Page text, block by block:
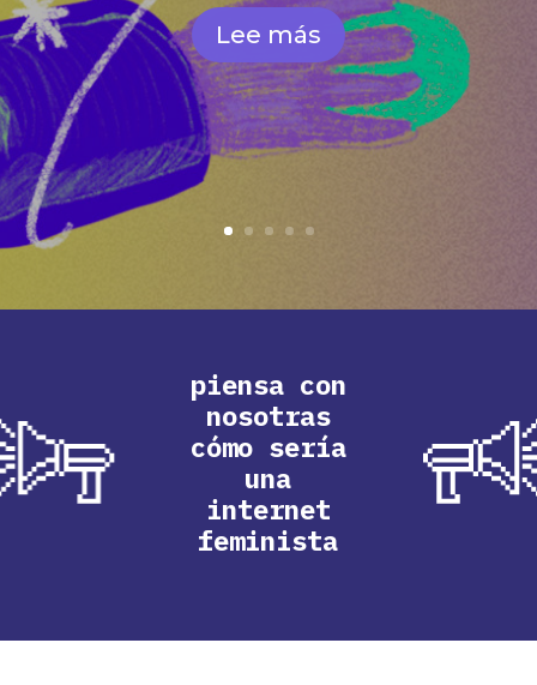
Lee más
piensa con
nosotras
cómo sería
una
internet
feminista